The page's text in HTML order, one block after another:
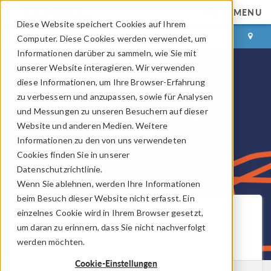
Diese Website speichert Cookies auf Ihrem
Computer. Diese Cookies werden verwendet, um
Informationen darüber zu sammeln, wie Sie mit
unserer Website interagieren. Wir verwenden
diese Informationen, um Ihre Browser-Erfahrung
zu verbessern und anzupassen, sowie für Analysen
und Messungen zu unseren Besuchern auf dieser
Website und anderen Medien. Weitere
Informationen zu den von uns verwendeten
Cookies finden Sie in unserer
Datenschutzrichtlinie.
Wenn Sie ablehnen, werden Ihre Informationen
beim Besuch dieser Website nicht erfasst. Ein
einzelnes Cookie wird in Ihrem Browser gesetzt,
um daran zu erinnern, dass Sie nicht nachverfolgt
werden möchten.
Cookie-Einstellungen
MENU
ANMELDEN KONTAKT
COMSOL Blog
Neue Beiträge per E-Mail erhalten